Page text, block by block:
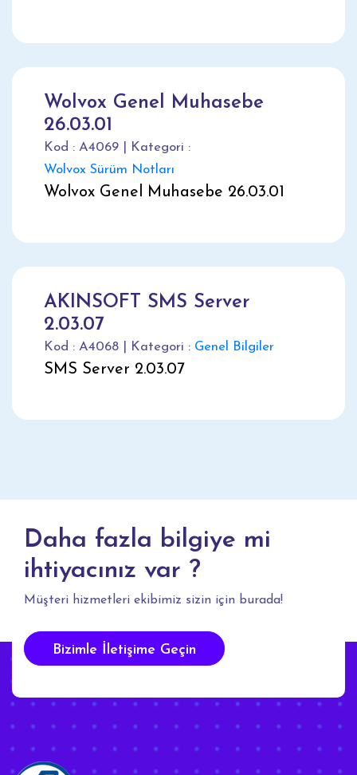
Wolvox Genel Muhasebe
26.03.01
Kod : A4069 | Kategori :
Wolvox Sürüm Notları
Wolvox Genel Muhasebe 26.03.01
AKINSOFT SMS Server
2.03.07
Kod : A4068 | Kategori : Genel Bilgiler
SMS Server 2.03.07
Daha fazla bilgiye mi
ihtiyacınız var ?
Müşteri hizmetleri ekibimiz sizin için burada!
Bizimle İletişime Geçin